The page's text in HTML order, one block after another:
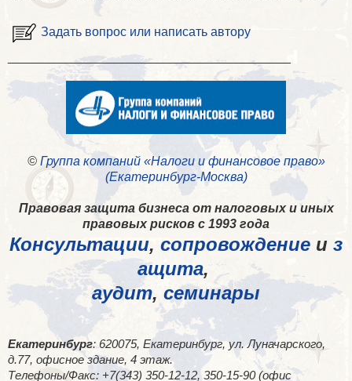
Задать вопрос или написать автору
________________________________________
© Группа компаний «Налоги и финансовое право»
(Екатеринбург-Москва)
Правовая защита бизнеса от налоговых и иных
правовых рисков с 1993 года
Консультации, сопровождение и з
ащита,
аудит, семинары
Екатеринбург: 620075, Екатеринбург, ул. Луначарского,
д.77, офисное здание, 4 этаж.
Телефоны/Факс: +7(343) 350-12-12, 350-15-90 (офис